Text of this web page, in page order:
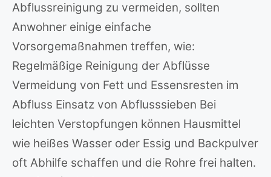
Abflussreinigung zu vermeiden, sollten
Anwohner einige einfache
Vorsorgemaßnahmen treffen, wie:
Regelmäßige Reinigung der Abflüsse
Vermeidung von Fett und Essensresten im
Abfluss Einsatz von Abflusssieben Bei
leichten Verstopfungen können Hausmittel
wie heißes Wasser oder Essig und Backpulver
oft Abhilfe schaffen und die Rohre frei halten.